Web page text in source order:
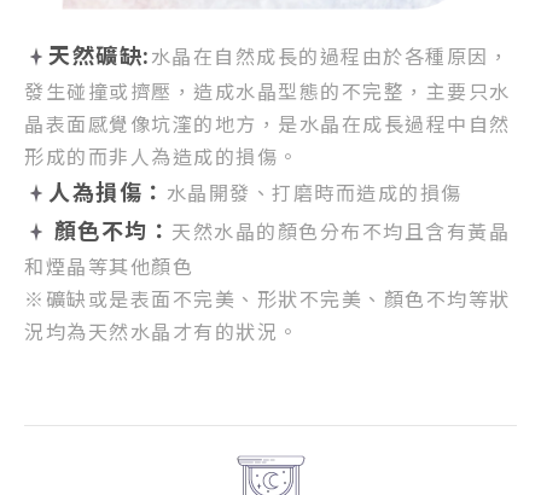
天然礦缺:水晶在自然成長的過程由於各種原因，
發生碰撞或擠壓， 造成水晶型態的不完整， 主要只水
晶表面感覺像坑漥的地方， 是水晶在成長過程中自然
形成的而非人為造成的損傷。
人為損傷： 水晶開發、打磨時而造成的損傷
顏色不均： 天然水晶的顏色分布不均且含有黃晶
和煙晶等其他顏色
※礦缺或是表面不完美、形狀不完美、顏色不均等狀
況均為天然水晶才有的狀況。